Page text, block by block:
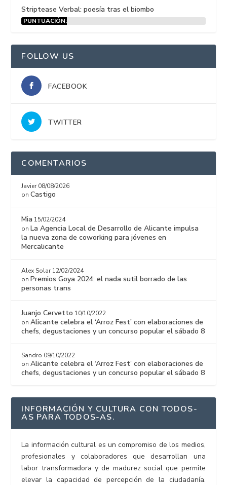
Striptease Verbal: poesía tras el biombo
PUNTUACIÓN:
FOLLOW US
FACEBOOK
TWITTER
COMENTARIOS
Javier 08/08/2026
onCastigo
Mia 15/02/2024
on La Agencia Local de Desarrollo de Alicante impulsa
la nueva zona de coworking para jóvenes en
Mercalicante
Alex Solar 12/02/2024
on Premios Goya 2024: el nada sutil borrado de las
personas trans
Juanjo Cervetto 10/10/2022
onAlicante celebra el ‘Arroz Fest’ con elaboraciones de
chefs, degustaciones y un concurso popular el sábado 8
Sandro 09/10/2022
onAlicante celebra el ‘Arroz Fest’ con elaboraciones de
chefs, degustaciones y un concurso popular el sábado 8
INFORMACIÓN Y CULTURA CON TODOS-
AS PARA TODOS-AS.
La información cultural es un compromiso de los medios,
profesionales y colaboradores que desarrollan una
labor transformadora y de madurez social que permite
elevar la capacidad de percepción de la ciudadanía.